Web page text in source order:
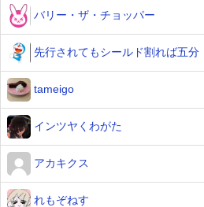
バリー・ザ・チョッパー
先行されてもシールド割れば五分
tameigo
インツヤくわがた
アカキクス
れもぞねす